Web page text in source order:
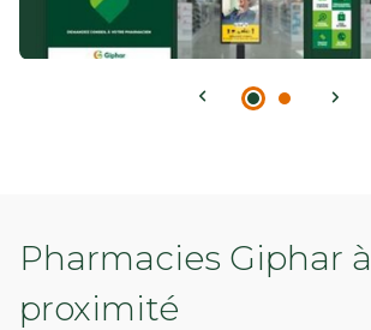
Pharmacies Giphar à
proximité